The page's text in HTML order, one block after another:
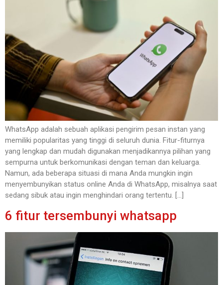
WhatsApp adalah sebuah aplikasi pengirim pesan instan yang
memiliki popularitas yang tinggi di seluruh dunia. Fitur-fiturnya
yang lengkap dan mudah digunakan menjadikannya pilihan yang
sempurna untuk berkomunikasi dengan teman dan keluarga.
Namun, ada beberapa situasi di mana Anda mungkin ingin
menyembunyikan status online Anda di WhatsApp, misalnya saat
sedang sibuk atau ingin menghindari orang tertentu. […]
6 fitur tersembunyi whatsapp